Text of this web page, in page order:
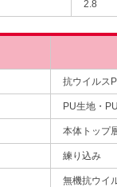
2.8
抗ウイルス
PU生地・
本体トップ
練り込み
無機抗ウイ